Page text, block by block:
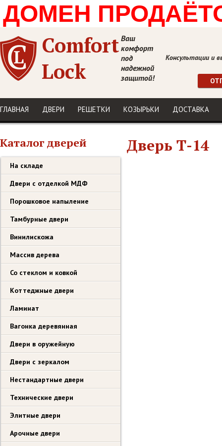
ДОМЕН
Comfort
Lock
Ваш
комфорт
под
надежной
защитой!
Консультации и
ГЛАВНАЯ ДВЕРИ РЕШЕТКИ КОЗЫРЬКИ ДОСТАВКА
Дверь Т-14
Каталог дверей
На складе
Двери с отделкой МДФ
Порошковое напыление
Тамбурные двери
Винилискожа
Массив дерева
Со стеклом и ковкой
Коттеджные двери
Ламинат
Вагонка деревянная
Двери в оружейную
Двери с зеркалом
Нестандартные двери
Технические двери
Элитные двери
Арочные двери